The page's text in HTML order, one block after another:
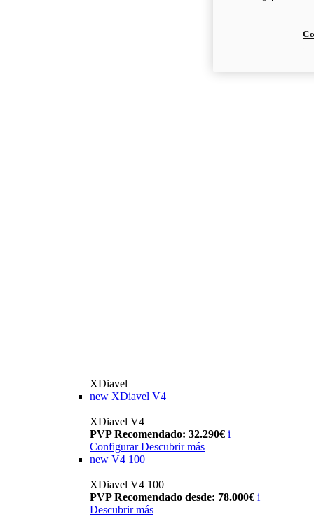
XDiavel
new XDiavel V4
XDiavel V4
PVP Recomendado: 32.290€ i
Configurar Descubrir más
new V4 100
XDiavel V4 100
PVP Recomendado desde: 78.000€ i
Descubrir más